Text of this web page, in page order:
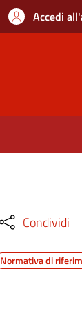
Accedi
Condividi
Normativa di